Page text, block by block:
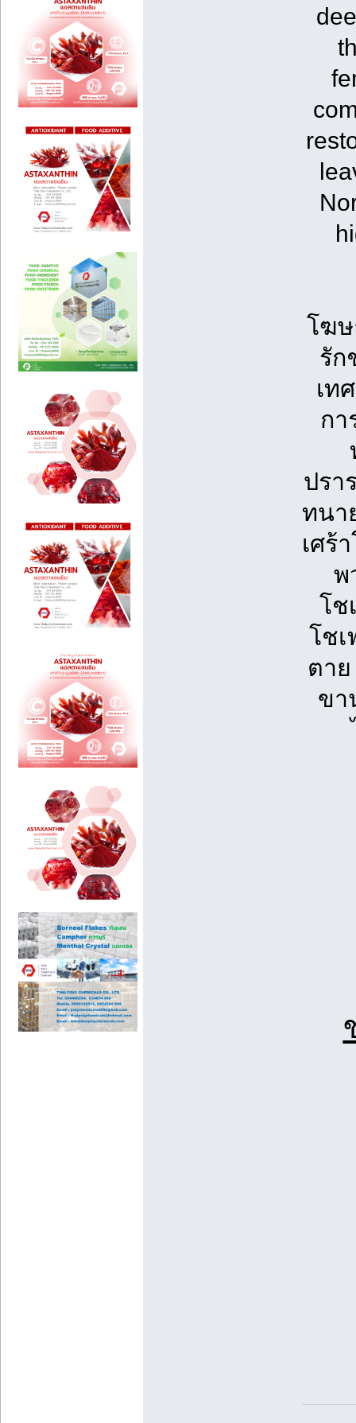
โฆษ
รัก
เท
กา
ปรา
ทนา
เศร้
พ
โช
โช
ตา
ขา